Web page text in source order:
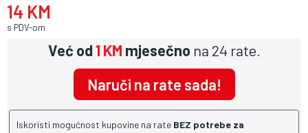
14 KM
s PDV-om
Već od1 KM mjesečno na 24 rate.
Naruči na rate sada!
Iskoristi mogućnost kupovine na rate BEZ potrebe za